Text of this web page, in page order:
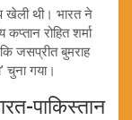
खेली थी। भारत ने
रोहित शर्मा
जसप्रीत बुमराह
गया।
पाकिस्तान